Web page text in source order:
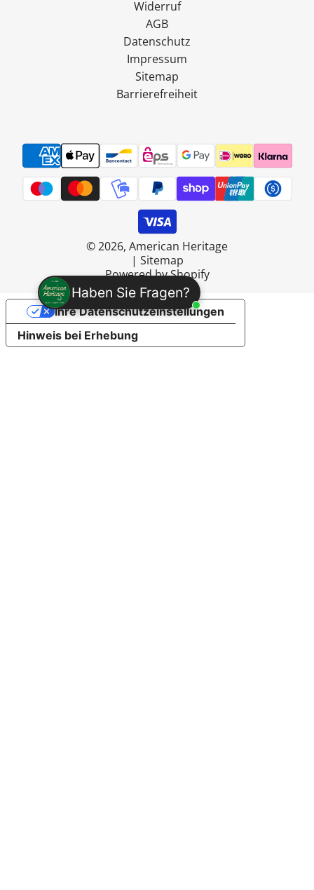
Haben Sie Fragen?
Widerruf
AGB
Datenschutz
Impressum
Sitemap
Barrierefreiheit
© 2026, American Heritage
| Sitemap
Powered by Shopify
Hinweis bei Erhebung
Ihre Datenschutzeinstellungen